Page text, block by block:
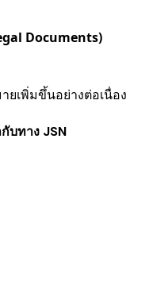
Documents)
เพิ่มขึ้นอย่างต่อเนื่อง
บทาง JSN